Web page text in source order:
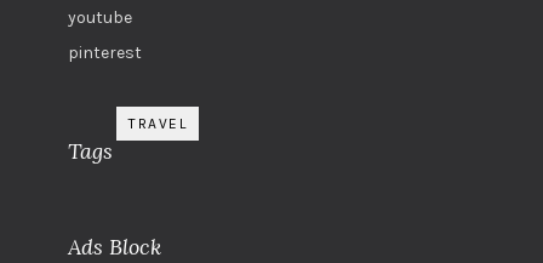
youtube
pinterest
Tags
TRAVEL
Ads Block